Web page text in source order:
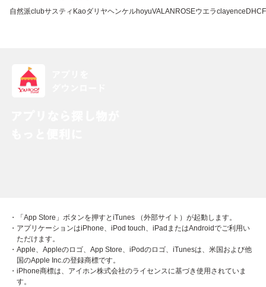
自然派clubサスティ KaoダリヤヘンケルhoyuVALANROSEウエラclayence DHC
・「App Store」ボタンを押すとiTunes （外部サイト）が起動します。
・アプリケーションはiPhone、iPod touch、iPadまたはAndroidでご利用い
ただけます。
・Apple、Appleのロゴ、App Store、iPodのロゴ、iTunesは、米国および他
国のApple Inc.の登録商標です。
・iPhone商標は、アイホン株式会社のライセンスに基づき使用されていま
す。